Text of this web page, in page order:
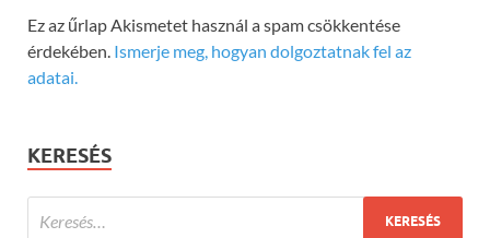
Ez az űrlap Akismetet használ a spam csökkentése
érdekében. Ismerje meg, hogyan dolgoztatnak fel az
adatai.
KERESÉS